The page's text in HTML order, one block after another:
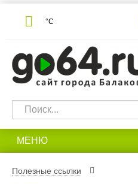
°С
МЕНЮ
Полезные ссылки